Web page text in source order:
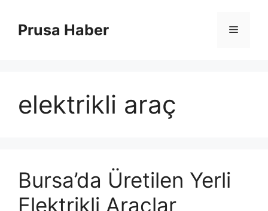
Prusa Haber Menü
elektrikli araç
Bursa’da Üretilen Yerli
Elektrikli Araçlar